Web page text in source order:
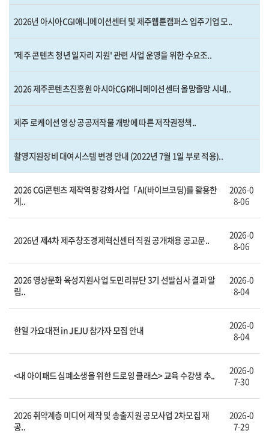
2026년 아시아CGI애니메이션센터 및 제주웹툰캠퍼스 입주기업 모..
'제주 콘텐츠 청년 일자리 지원' 관련 사업 운영을 위한 수요조..
2026 제주콘텐츠진흥원 아시아CGI애니메이션센터 올망졸망 시네..
제주 로케이션 영상 공공저작물 개방에 따른 저작권정책..
촬영지원장비 대여시스템 변경 안내 (2022년 7월 1일 부로 적용)..
2026 CGI콘텐츠 제작역량 강화사업「AI(바이브코딩)를 활용한
게..
2026-0
8-06
2026년 제4차 제주창조경제혁신센터 직원 공개채용 공고문..
2026-0
8-06
2026 영상문화 육성지원사업 도민리뷰단 3기 선발심사 결과 알
림..
2026-0
8-04
한일 가요대전 in JEJU 참가자 모집 안내
2026-0
8-04
<내 아이패드 심폐소생을 위한 드로잉 클래스> 교육 수강생 추..
2026-0
7-30
2026 취약계층 미디어 제작 및 송출지원 공모사업 2차모집 재
공..
2026-0
7-29